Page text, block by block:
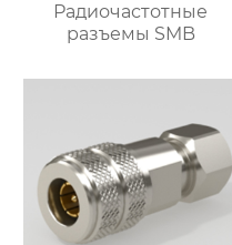
Радиочастотные
разъемы SMB